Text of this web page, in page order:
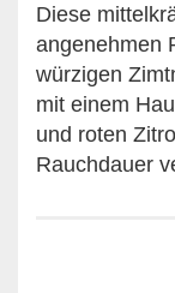
Diese
angenehmen
würzigen
mit einem
und roten
Rauchdauer